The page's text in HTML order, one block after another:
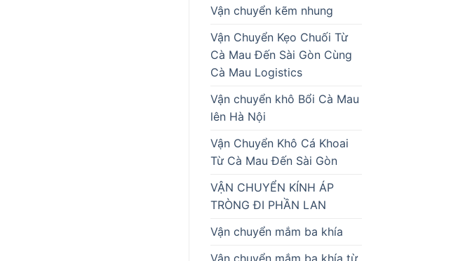
Vận chuyển kẽm nhung
Vận Chuyển Kẹo Chuối Từ
Cà Mau Đến Sài Gòn Cùng
Cà Mau Logistics
Vận chuyển khô Bổi Cà Mau
lên Hà Nội
Vận Chuyển Khô Cá Khoai
Từ Cà Mau Đến Sài Gòn
VẬN CHUYỂN KÍNH ÁP
TRÒNG ĐI PHẦN LAN
Vận chuyển mắm ba khía
Vận chuyển mắm ba khía từ